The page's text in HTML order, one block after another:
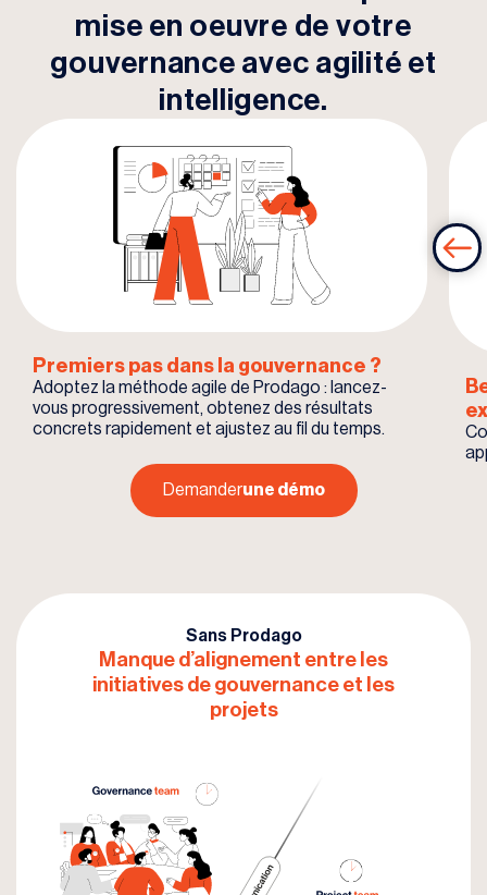
mise en oeuvre de votre
gouvernance avec agilité et
intelligence.
Premiers pas dans la gouvernance ?
Adoptez la méthode agile de Prodago : lancez-
vous progressivement, obtenez des résultats
concrets rapidement et ajustez au fil du temps.
Demanderune démo
Sans Prodago
Manque d’alignement entre les
initiatives de gouvernance et les
projets